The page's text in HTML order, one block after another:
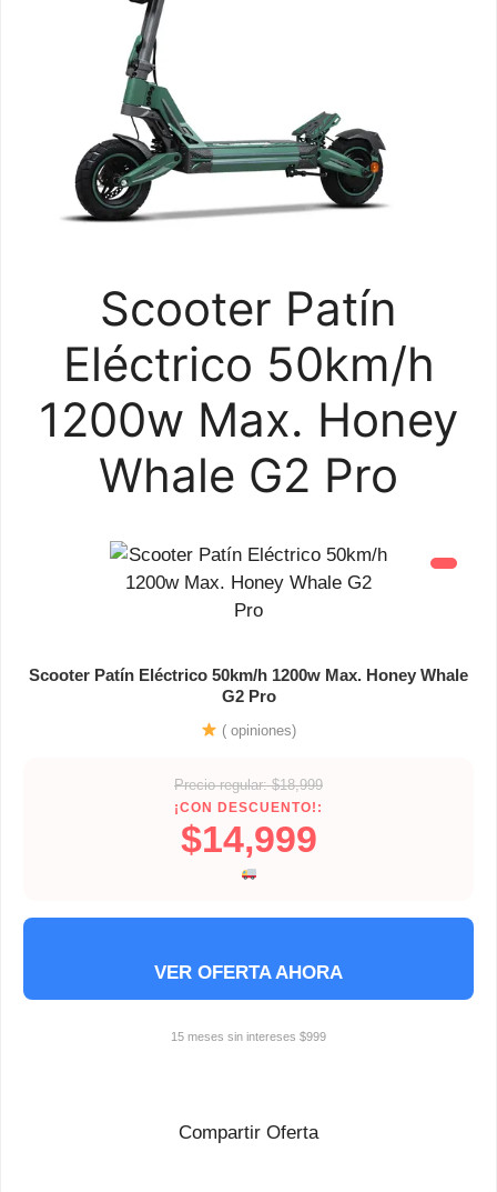
Scooter Patín
Eléctrico 50km/h
1200w Max. Honey
Whale G2 Pro
Scooter Patín Eléctrico 50km/h 1200w Max. Honey Whale
G2 Pro
( opiniones)
Precio regular: $18,999
¡CON DESCUENTO!:
$14,999
VER OFERTA AHORA
15 meses sin intereses $999
Compartir Oferta